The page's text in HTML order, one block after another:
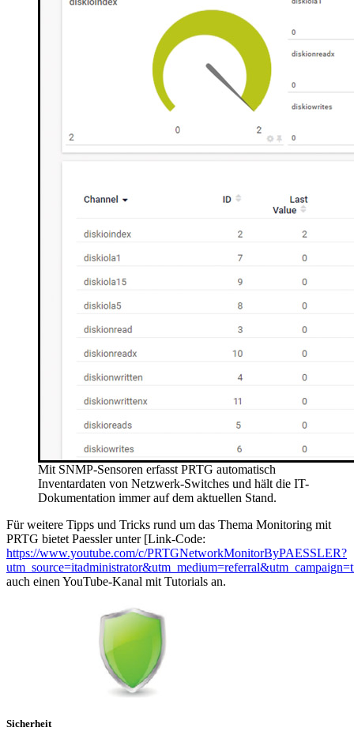
Mit SNMP-Sensoren erfasst PRTG automatisch
Inventardaten von Netzwerk-Switches und hält die IT-
Dokumentation immer auf dem aktuellen Stand.
Für weitere Tipps und Tricks rund um das Thema Monitoring mit
PRTG bietet Paessler unter [Link-Code:
https://www.youtube.com/c/PRTGNetworkMonitorByPAESSLER?
auch einen YouTube-Kanal mit Tutorials an.
Sicherheit